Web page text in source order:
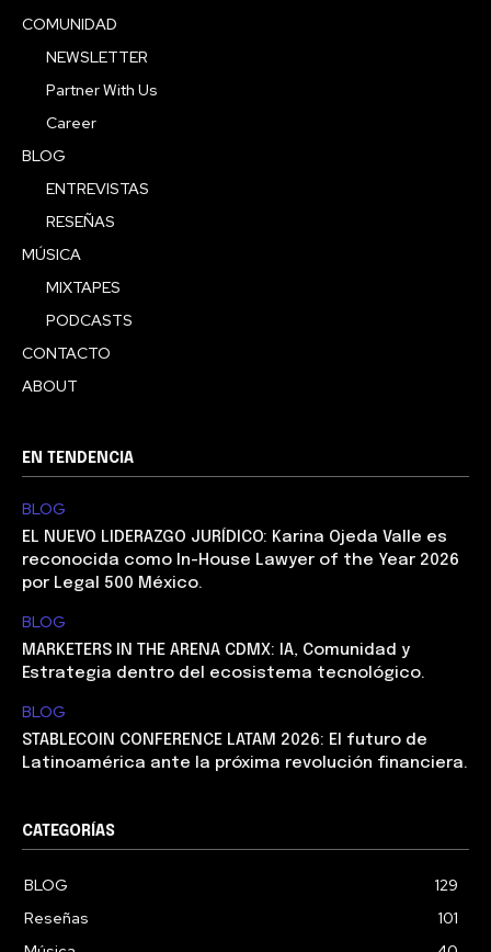
COMUNIDAD
NEWSLETTER
Partner With Us
Career
BLOG
ENTREVISTAS
RESEÑAS
MÚSICA
MIXTAPES
PODCASTS
CONTACTO
ABOUT
EN TENDENCIA
BLOG
EL NUEVO LIDERAZGO JURÍDICO: Karina Ojeda Valle es
reconocida como In-House Lawyer of the Year 2026
por Legal 500 México.
BLOG
MARKETERS IN THE ARENA CDMX: IA, Comunidad y
Estrategia dentro del ecosistema tecnológico.
BLOG
STABLECOIN CONFERENCE LATAM 2026: El futuro de
Latinoamérica ante la próxima revolución financiera.
CATEGORÍAS
BLOG
129
Reseñas
101